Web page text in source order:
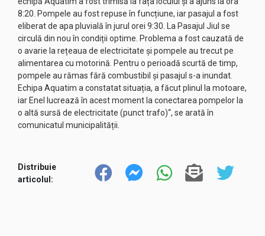
8:20. Pompele au fost repuse în funcțiune, iar pasajul a fost
eliberat de apa pluvială în jurul orei 9:30. La Pasajul Jiul se
circulă din nou în condiții optime. Problema a fost cauzată de
o avarie la rețeaua de electricitate și pompele au trecut pe
alimentarea cu motorină. Pentru o perioadă scurtă de timp,
pompele au rămas fără combustibil și pasajul s-a inundat.
Echipa Aquatim a constatat situația, a făcut plinul la motoare,
iar Enel lucrează în acest moment la conectarea pompelor la
o altă sursă de electricitate (punct trafo)“, se arată în
comunicatul municipalității.
Distribuie
articolul: